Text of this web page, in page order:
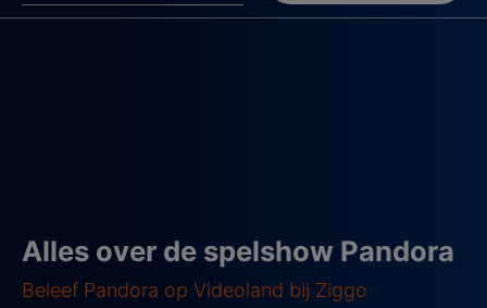
Alles over de spelshow Pandora
Beleef Pandora op Videoland bij Ziggo